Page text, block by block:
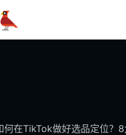
何在TikTok做好选品定位？